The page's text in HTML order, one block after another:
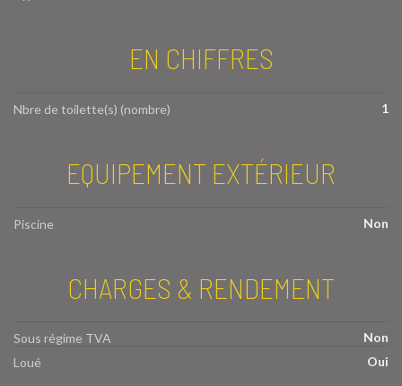
EN CHIFFRES
Nbre de toilette(s) (nombre) 1
EQUIPEMENT EXTÉRIEUR
Piscine Non
CHARGES & RENDEMENT
Sous régime TVA
Non
Loué
Oui